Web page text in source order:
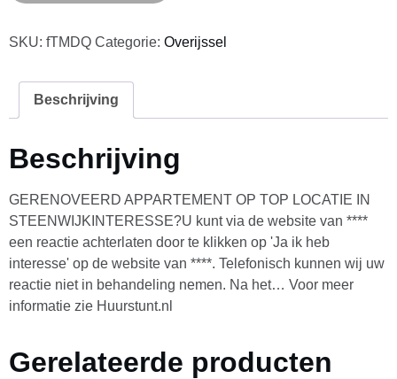
SKU: fTMDQ Categorie: Overijssel
Beschrijving
Beschrijving
GERENOVEERD APPARTEMENT OP TOP LOCATIE IN
STEENWIJKINTERESSE?U kunt via de website van ****
een reactie achterlaten door te klikken op 'Ja ik heb
interesse' op de website van ****. Telefonisch kunnen wij uw
reactie niet in behandeling nemen. Na het… Voor meer
informatie zie Huurstunt.nl
Gerelateerde producten